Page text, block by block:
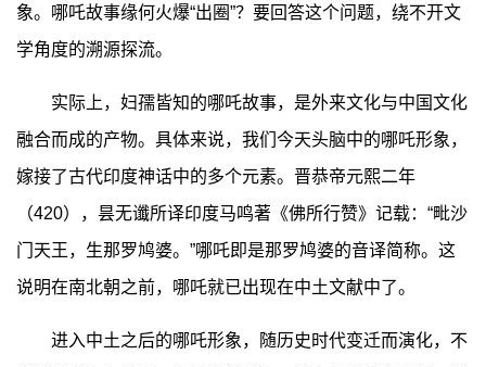
象。哪吒故事缘何火爆“出圈”？要回答这个问题，绕不开文
学角度的溯源探流。
实际上，妇孺皆知的哪吒故事，是外来文化与中国文化
融合而成的产物。具体来说，我们今天头脑中的哪吒形象，
嫁接了古代印度神话中的多个元素。晋恭帝元熙二年
（420），昙无谶所译印度马鸣著《佛所行赞》记载：“毗沙
门天王，生那罗鸠婆。”哪吒即是那罗鸠婆的音译简称。这
说明在南北朝之前，哪吒就已出现在中土文献中了。
进入中土之后的哪吒形象，随历史时代变迁而演化，不